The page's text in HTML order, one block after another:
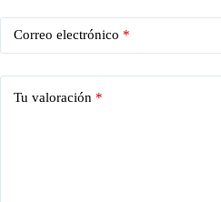
Correo electrónico *
Tu valoración *